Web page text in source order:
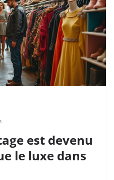
est devenu
le luxe dans